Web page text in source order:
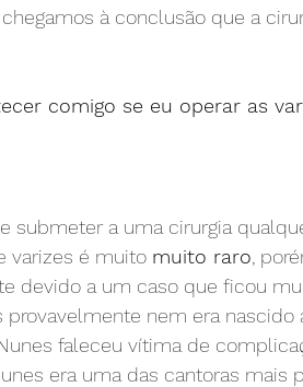
à conclusão que a
comigo se eu operar as
submeter a uma cirurgia
varizes é muito muito raro ,
devido a um caso que ficou
nem era nascido
faleceu vítima de
era uma das cantoras mais